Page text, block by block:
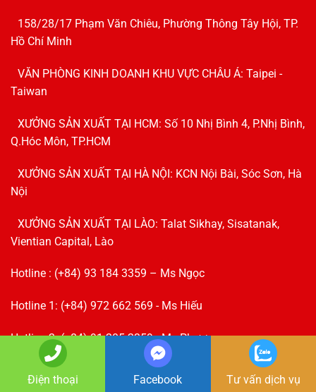
158/28/17 Phạm Văn Chiêu, Phường Thông Tây Hội, TP.
Hồ Chí Minh
VĂN PHÒNG KINH DOANH KHU VỰC CHÂU Á: Taipei -
Taiwan
XƯỞNG SẢN XUẤT TẠI HCM: Số 10 Nhị Bình 4, P.Nhị Bình,
Q.Hóc Môn, TP.HCM
XƯỞNG SẢN XUẤT TẠI HÀ NỘI: KCN Nội Bài, Sóc Sơn, Hà
Nội
XƯỞNG SẢN XUẤT TẠI LÀO: Talat Sikhay, Sisatanak,
Vientian Capital, Lào
Hotline : (+84) 93 184 3359 – Ms Ngọc
Hotline 1: (+84) 972 662 569 - Ms Hiếu
Hotline 2: (+84) 91 205 2359 - Ms Phương
marketing@gialongadv.com
Điện thoại Facebook Tư vấn dịch vụ